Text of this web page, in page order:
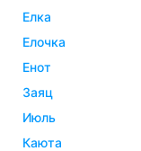
елка
елочка
енот
заяц
июль
каюта